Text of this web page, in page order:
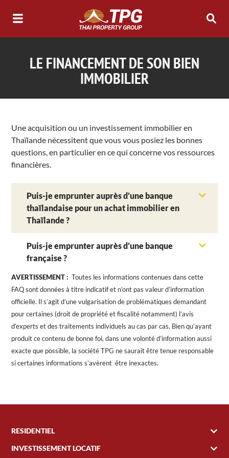
LE FINANCEMENT DE SON BIEN
IMMOBILIER
Une acquisition ou un investissement immobilier en
Thaïlande nécessitent que vous vous posiez les bonnes
questions, en particulier en ce qui concerne vos ressources
financières.
Puis-je emprunter auprès d’une banque
thaïlandaise pour un achat immobilier en
Thaïlande ?
Puis-je emprunter auprès d’une banque
française ?
AVERTISSEMENT :Toutes les informations contenues dans cette
FAQ sont données à titre indicatif et n’ont pas valeur d’information
officielle. Il s’agit d’une vulgarisation de problématiques demandant
pour certaines (droit de propriété et fiscalité notamment) l’avis
d’experts et des traitements individuels au cas par cas. Bien qu’ayant
produit ce contenu de bonne foi, dans une volonté d’information aussi
exacte que possible, la société TPG ne saurait être tenue responsable
si certaines informations s’avèrent être inexactes.
RESIDENTIEL
INVESTISSEMENT LOCATIF